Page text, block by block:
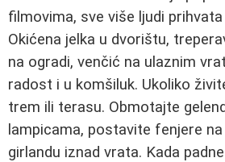
filmovima, sve više ljudi
Okićena jelka u dvorištu,
na ogradi, venčić na ulaznim
radost i u komšiluk. Ukoliko
trem ili terasu. Obmotajte
lampicama, postavite fenjere
girlandu iznad vrata. Kada